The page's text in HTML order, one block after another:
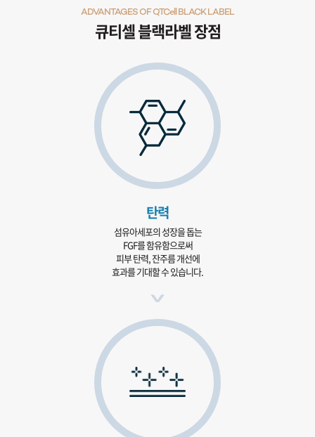
큐티셀 블랙라벨 장점
ADVANTAGES OF QTCell BLACK LABEL
탄력
섬유아세포의 성장을 돕는
FGF를 함유함으로써
피부 탄력, 잔주름 개선에
효과를 기대할 수 있습니다.